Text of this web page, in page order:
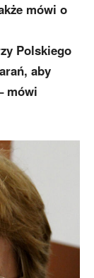
mówi o
Polskiego
aby
mówi